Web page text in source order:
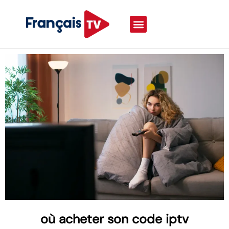
où acheter son code iptv